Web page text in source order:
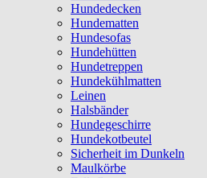
Hundedecken
Hundematten
Hundesofas
Hundehütten
Hundetreppen
Hundekühlmatten
Leinen
Halsbänder
Hundegeschirre
Hundekotbeutel
Sicherheit im Dunkeln
Maulkörbe